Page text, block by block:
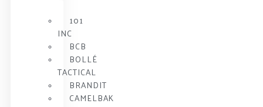
101
INC
BCB
BOLLÉ
TACTICAL
BRANDIT
CAMELBAK